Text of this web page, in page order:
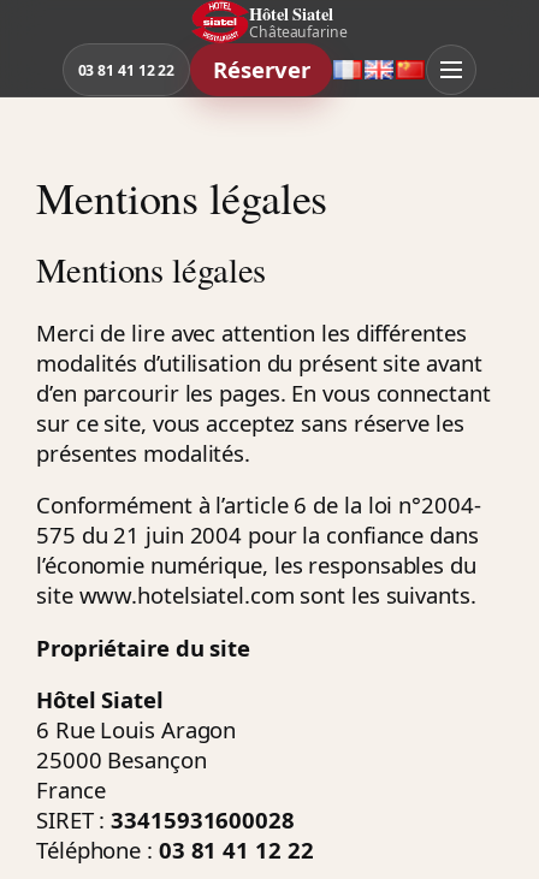
contenu
Hôtel Siatel
Châteaufarine
03 81 41 12 22
Réserver Français
English
中
文
Mentions légales
Mentions légales
Merci de lire avec attention les différentes
modalités d’utilisation du présent site avant
d’en parcourir les pages. En vous connectant
sur ce site, vous acceptez sans réserve les
présentes modalités.
Conformément à l’article 6 de la loi n°2004-
575 du 21 juin 2004 pour la confiance dans
l’économie numérique, les responsables du
site www.hotelsiatel.com sont les suivants.
Propriétaire du site
Hôtel Siatel
6 Rue Louis Aragon
25000 Besançon
France
SIRET :33415931600028
Téléphone : 03 81 41 12 22